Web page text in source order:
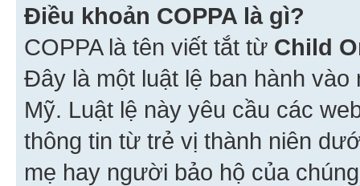
Điều khoản COPPA là gì?
COPPA là tên viết tắt từ Child
Đây là một luật lệ ban hành
Mỹ. Luật lệ này yêu cầu các
thông tin từ trẻ vị thành niên
mẹ hay người bảo hộ của